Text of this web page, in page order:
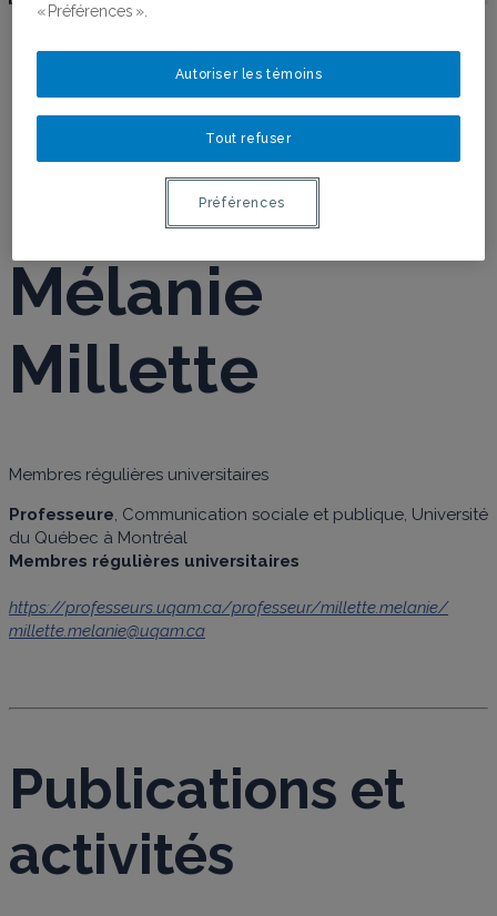
MÉLANIE
MILLETTE
Mélanie
Millette
Membres régulières universitaires
Professeure, Communication sociale et publique, Université
du Québec à Montréal
Membres régulières universitaires
https://professeurs.uqam.ca/professeur/millette.melanie/
millette.melanie@uqam.ca
Publications et
activités
« Préférences ».
Tout refuser
Autoriser les témoins
Préférences